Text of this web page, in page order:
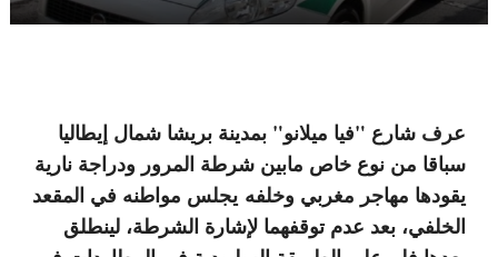
عرف شارع "فيا ميلانو" بمدينة بريشا شمال إيطاليا
سباقا من نوع خاص مابين شرطة المرور ودراجة نارية
يقودها مهاجر مغربي وخلفه يجلس مواطنه في المقعد
الخلفي، بعد عدم توقفهما لإشارة الشرطة، لينطلق